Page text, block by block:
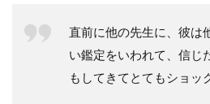
直前に他の先生に、彼は
い鑑定をいわれて、信じ
もしてきてとてもショッ